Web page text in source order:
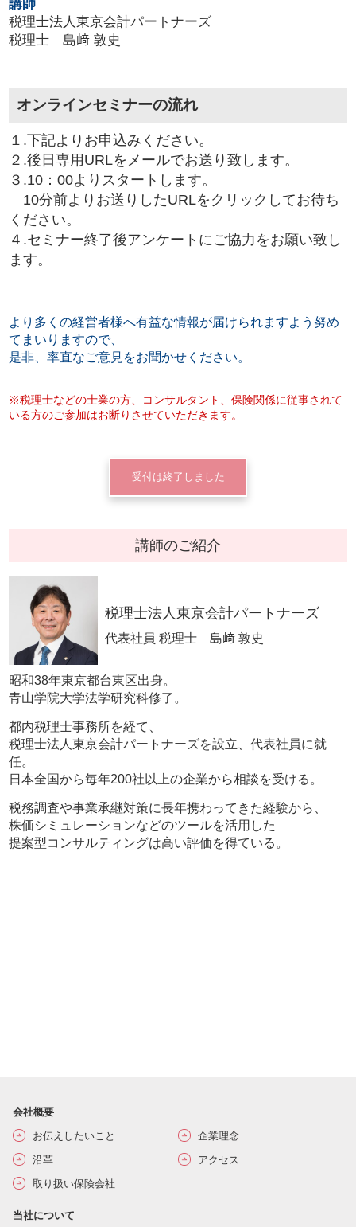
講師
税理士法人東京会計パートナーズ
税理士 島﨑 敦史
オンラインセミナーの流れ
１.下記よりお申込みください。
２.後日専用URLをメールでお送り致します。
３.10：00よりスタートします。
10分前よりお送りしたURLをクリックしてお待ち
ください。
４.セミナー終了後アンケートにご協力をお願い致し
ます。
より多くの経営者様へ有益な情報が届けられますよう努め
てまいりますので、
是非、率直なご意見をお聞かせください。
※税理士などの士業の方、コンサルタント、保険関係に従事されて
いる方のご参加はお断りさせていただきます。
受付は終了しました
講師のご紹介
税理士法人東京会計パートナーズ
代表社員 税理士 島﨑 敦史
昭和38年東京都台東区出身。
青山学院大学法学研究科修了。
都内税理士事務所を経て、
税理士法人東京会計パートナーズを設立、代表社員に就
任。
日本全国から毎年200社以上の企業から相談を受ける。
税務調査や事業承継対策に長年携わってきた経験から、
株価シミュレーションなどのツールを活用した
提案型コンサルティングは高い評価を得ている。
会社概要
お伝えしたいこと
企業理念
沿革
アクセス
取り扱い保険会社
当社について